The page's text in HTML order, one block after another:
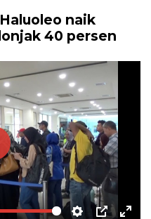
naik
40 persen